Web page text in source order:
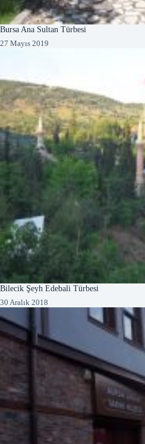
Bursa Ana Sultan Türbesi
27 Mayıs 2019
Bilecik Şeyh Edebali Türbesi
30 Aralık 2018